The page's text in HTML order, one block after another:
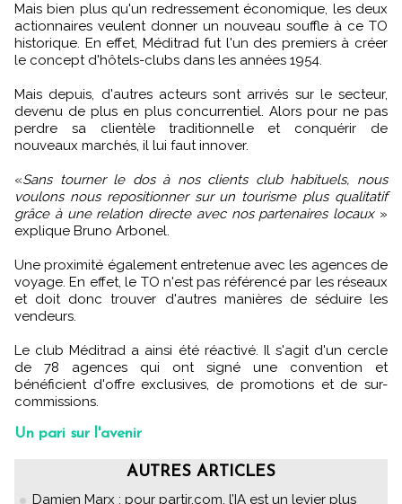
Mais bien plus qu'un redressement économique, les deux
actionnaires veulent donner un nouveau souffle à ce TO
historique. En effet, Méditrad fut l'un des premiers à créer
le concept d'hôtels-clubs dans les années 1954.
Mais depuis, d'autres acteurs sont arrivés sur le secteur,
devenu de plus en plus concurrentiel. Alors pour ne pas
perdre sa clientèle traditionnelle et conquérir de
nouveaux marchés, il lui faut innover.
«Sans tourner le dos à nos clients club habituels, nous
voulons nous repositionner sur un tourisme plus qualitatif
grâce à une relation directe avec nos partenaires locaux »
explique Bruno Arbonel.
Une proximité également entretenue avec les agences de
voyage. En effet, le TO n'est pas référencé par les réseaux
et doit donc trouver d'autres manières de séduire les
vendeurs.
Le club Méditrad a ainsi été réactivé. Il s'agit d'un cercle
de 78 agences qui ont signé une convention et
bénéficient d'offre exclusives, de promotions et de sur-
commissions.
Un pari sur l'avenir
AUTRES ARTICLES
Damien Marx : pour partir.com, l’IA est un levier plus